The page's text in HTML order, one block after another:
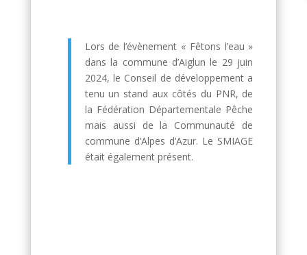
Lors de l’évènement « Fêtons l’eau »
dans la commune d’Aiglun le 29 juin
2024, le Conseil de développement a
tenu un stand aux côtés du PNR, de
la Fédération Départementale Pêche
mais aussi de la Communauté de
commune d’Alpes d’Azur. Le SMIAGE
était également présent.